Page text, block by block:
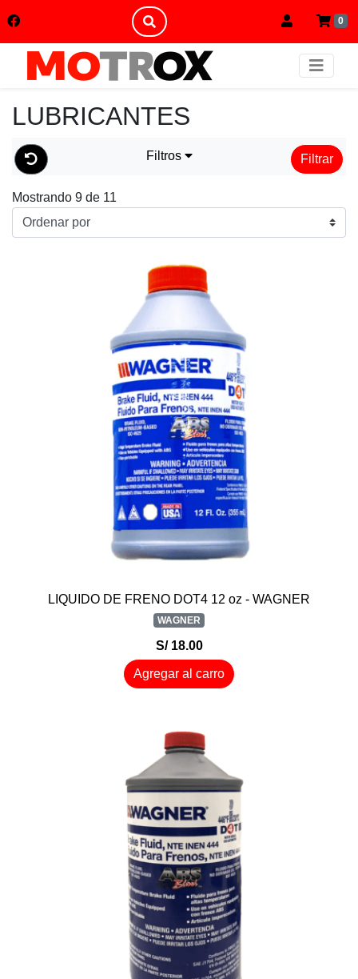
0
LUBRICANTES
Filtros Filtrar
Mostrando 9 de 11
LIQUIDO DE FRENO DOT4 12 oz - WAGNER
WAGNER
S/ 18.00
Agregar al carro